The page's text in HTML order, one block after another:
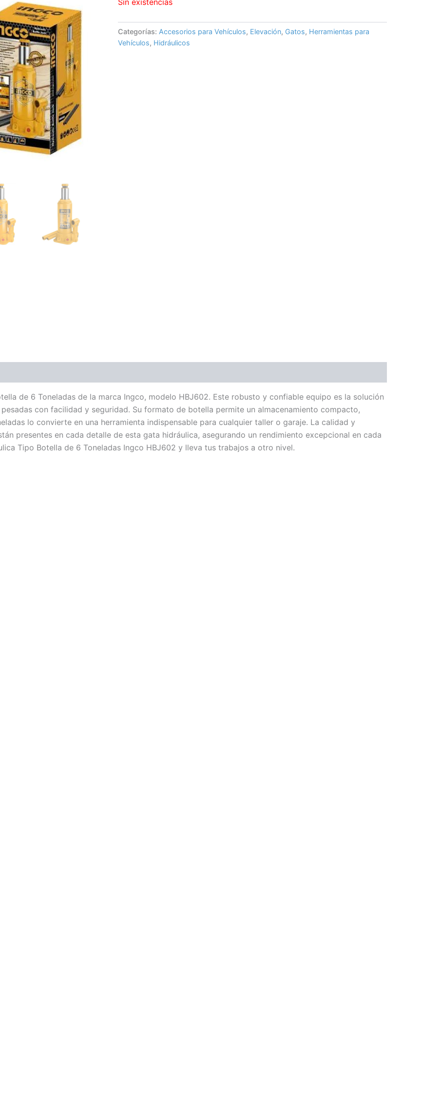
Categorías: Accesorios para Vehículos, Elevación, Gatos, Herramientas para
Vehículos, Hidráulicos
de 6 Toneladas de la marca Ingco, modelo HBJ602. Este robusto y confiable equipo es la solución
con facilidad y seguridad. Su formato de botella permite un almacenamiento compacto,
lo convierte en una herramienta indispensable para cualquier taller o garaje. La calidad y
presentes en cada detalle de esta gata hidráulica, asegurando un rendimiento excepcional en cada
Tipo Botella de 6 Toneladas Ingco HBJ602 y lleva tus trabajos a otro nivel.